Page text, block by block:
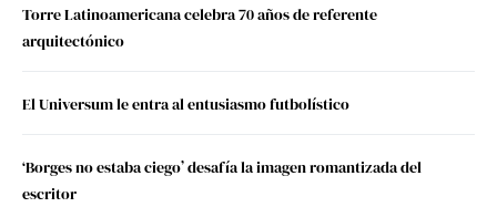
Torre Latinoamericana celebra 70 años de referente
arquitectónico
El Universum le entra al entusiasmo futbolístico
‘Borges no estaba ciego’ desafía la imagen romantizada del
escritor